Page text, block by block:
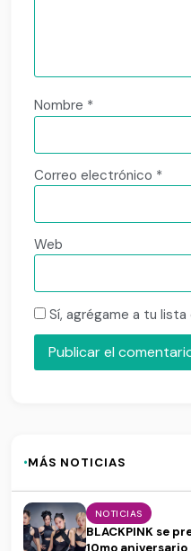
Nombre *
Correo electrónico *
Web
Sí, agrégame a tu
·MÁS NOTICIAS
NOTICIAS
BLACKPINK se
10mo aniversario